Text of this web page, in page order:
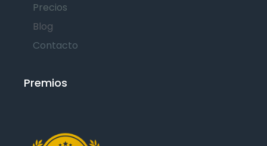
Precios
Blog
Contacto
Premios